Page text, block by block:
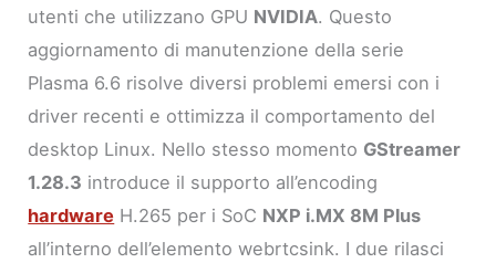
utenti che utilizzano GPU NVIDIA. Questo
aggiornamento di manutenzione della serie
Plasma 6.6 risolve diversi problemi emersi con i
driver recenti e ottimizza il comportamento del
desktop Linux. Nello stesso momento GStreamer
1.28.3 introduce il supporto all’encoding
hardware H.265 per i SoC NXP i.MX 8M Plus
all’interno dell’elemento webrtcsink. I due rilasci